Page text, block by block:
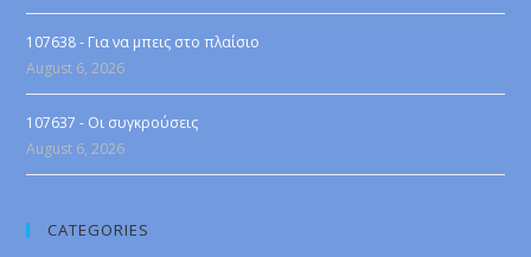
107638 - Για να μπεις στο πλαίσιο
August 6, 2026
107637 - Οι συγκρούσεις
August 6, 2026
CATEGORIES